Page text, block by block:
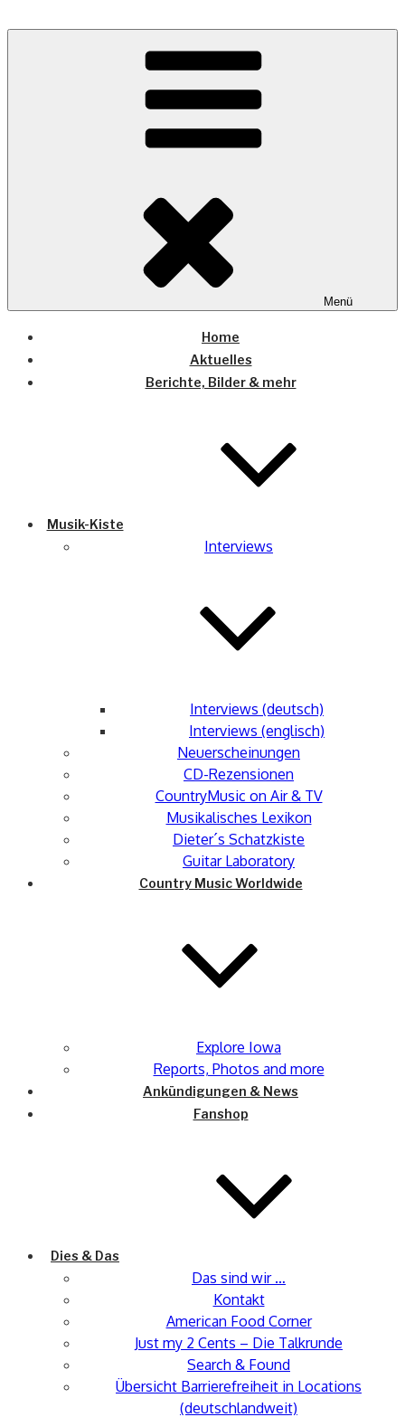
COUNTRYHOME
Wo die (Country-) Musik Zuhause ist
Menü
Home
Aktuelles
Berichte, Bilder & mehr
Musik-Kiste
Interviews
Interviews (deutsch)
Interviews (englisch)
Neuerscheinungen
CD-Rezensionen
CountryMusic on Air & TV
Musikalisches Lexikon
Dieter´s Schatzkiste
Guitar Laboratory
Country Music Worldwide
Explore Iowa
Reports, Photos and more
Ankündigungen & News
Fanshop
Dies & Das
Das sind wir …
Kontakt
American Food Corner
Just my 2 Cents – Die Talkrunde
Search & Found
Übersicht Barrierefreiheit in Locations
(deutschlandweit)